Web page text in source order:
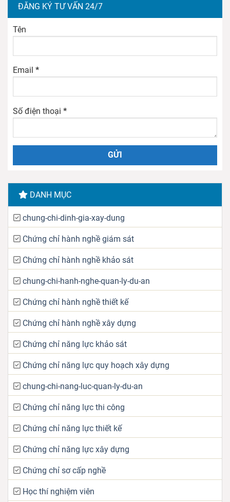
ĐĂNG KÝ TƯ VẤN 24/7
Tên
Email *
Số điện thoại *
DANH MỤC
chung-chi-dinh-gia-xay-dung
Chứng chỉ hành nghề giám sát
Chứng chỉ hành nghề khảo sát
chung-chi-hanh-nghe-quan-ly-du-an
Chứng chỉ hành nghề thiết kế
Chứng chỉ hành nghề xây dựng
Chứng chỉ năng lực khảo sát
Chứng chỉ năng lực quy hoạch xây dựng
chung-chi-nang-luc-quan-ly-du-an
Chứng chỉ năng lực thi công
Chứng chỉ năng lực thiết kế
Chứng chỉ năng lực xây dựng
Chứng chỉ sơ cấp nghề
Học thí nghiệm viên